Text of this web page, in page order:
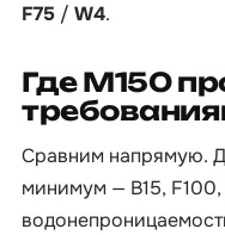
F75 / W4.
Где М150
Сравним напрямую.
минимум — B15,